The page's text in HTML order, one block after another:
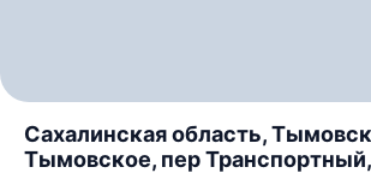
Сахалинская область,
Тымовское, пер